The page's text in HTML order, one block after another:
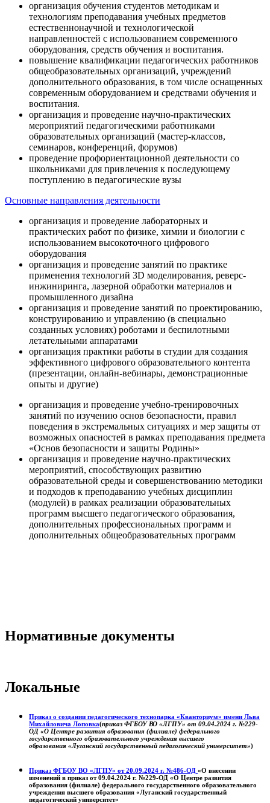
организация обучения студентов методикам и
технологиям преподавания учебных предметов
естественнонаучной и технологической
направленностей с использованием современного
оборудования, средств обучения и воспитания.
повышение квалификации педагогических работников
общеобразовательных организаций, учреждений
дополнительного образования, в том числе оснащенных
современным оборудованием и средствами обучения и
воспитания.
организация и проведение научно-практических
мероприятий педагогическими работниками
образовательных организаций (мастер-классов,
семинаров, конференций, форумов)
проведение профориентационной деятельности со
школьниками для привлечения к последующему
поступлению в педагогические вузы
Основные направления деятельности
организация и проведение лабораторных и
практических работ по физике, химии и биологии с
использованием высокоточного цифрового
оборудования
организация и проведение занятий по практике
применения технологий 3D моделирования, реверс-
инжиниринга, лазерной обработки материалов и
промышленного дизайна
организация и проведение занятий по проектированию,
конструированию и управлению (в специально
созданных условиях) роботами и беспилотными
летательными аппаратами
организация практики работы в студии для создания
эффективного цифрового образовательного контента
(презентации, онлайн-вебинары, демонстрационные
опыты и другие)
организация и проведение учебно-тренировочных
занятий по изучению основ безопасности, правил
поведения в экстремальных ситуациях и мер защиты от
возможных опасностей в рамках преподавания предмета
«Основ безопасности и защиты Родины»
организация и проведение научно-практических
мероприятий, способствующих развитию
образовательной среды и совершенствованию методики
и подходов к преподаванию учебных дисциплин
(модулей) в рамках реализации образовательных
программ высшего педагогического образования,
дополнительных профессиональных программ и
дополнительных общеобразовательных программ
Нормативные документы
Локальные
Приказ о создании педагогического технопарка «Кванториум» имени Льва
Михайловича Лоповка(приказ ФГБОУ ВО «ЛГПУ» от 09.04.2024 г. №229-
ОД «О Центре развития образования (филиале) федерального
государственного образовательного учреждения высшего
образования «Луганский государственный педагогический университет»)
Приказ ФГБОУ ВО «ЛГПУ» от 20.09.2024 г. №486-ОД «О внесении
изменений в приказ от 09.04.2024 г. №229-ОД «О Центре развития
образования (филиале) федерального государственного образовательного
учреждения высшего образования «Луганский государственный
педагогический университет»